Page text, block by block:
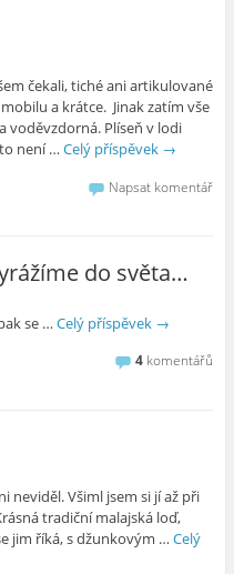
čekali, tiché ani artikulované
a krátce. Jinak zatím vše
voděvzdorná. Plíseň v lodi
není … Celý příspěvek →
Napsat komentář
do světa…
se … Celý příspěvek →
4 komentářů
neviděl. Všiml jsem si jí až při
tradiční malajská loď,
jim říká, s džunkovým … Celý